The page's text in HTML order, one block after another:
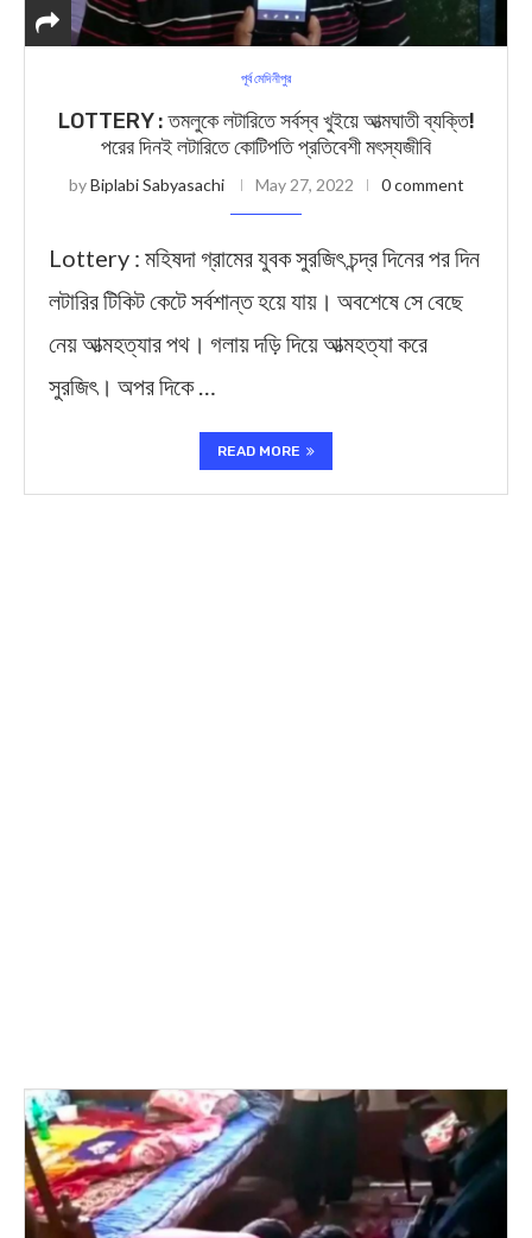
পূর্ব মেদিনীপুর
LOTTERY : তমলুকে লটারিতে সর্বস্ব খুইয়ে আত্মঘাতী ব্যক্তি!
পরের দিনই লটারিতে কোটিপতি প্রতিবেশী মৎস্যজীবি
byBiplabi Sabyasachi May 27, 2022 0 comment
Lottery : মহিষদা গ্রামের যুবক সুরজিৎ চন্দ্র দিনের পর দিন
লটারির টিকিট কেটে সর্বশান্ত হয়ে যায়। অবশেষে সে বেছে
নেয় আত্মহত্যার পথ। গলায় দড়ি দিয়ে আত্মহত্যা করে
সুরজিৎ। অপর দিকে …
READ MORE